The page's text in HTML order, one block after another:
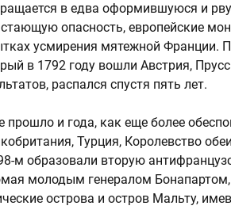
в едва оформившуюся и
опасность, европейские
усмирения мятежной Франции.
в 1792 году вошли Австрия,
распался спустя пять лет.
прошло и года, как еще более
Турция, Королевство
м образовали вторую
молодым генералом Бонапартом,
острова и остров Мальту,